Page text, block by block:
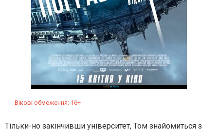
Вікові обмеження: 16+
Тільки-но закінчивши університет, Том знайомиться з